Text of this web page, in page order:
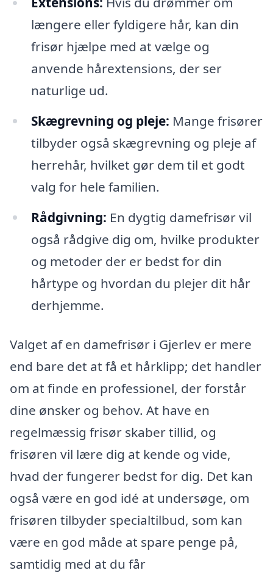
længere eller fyldigere hår, kan din
frisør hjælpe med at vælge og
anvende hårextensions, der ser
naturlige ud.
Skægrevning og pleje: Mange frisører
tilbyder også skægrevning og pleje af
herrehår, hvilket gør dem til et godt
valg for hele familien.
Rådgivning: En dygtig damefrisør vil
også rådgive dig om, hvilke produkter
og metoder der er bedst for din
hårtype og hvordan du plejer dit hår
derhjemme.
Valget af en damefrisør i Gjerlev er mere
end bare det at få et hårklipp; det handler
om at finde en professionel, der forstår
dine ønsker og behov. At have en
regelmæssig frisør skaber tillid, og
frisøren vil lære dig at kende og vide,
hvad der fungerer bedst for dig. Det kan
også være en god idé at undersøge, om
frisøren tilbyder specialtilbud, som kan
være en god måde at spare penge på,
samtidig med at du får